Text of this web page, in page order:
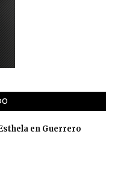
en Guerrero